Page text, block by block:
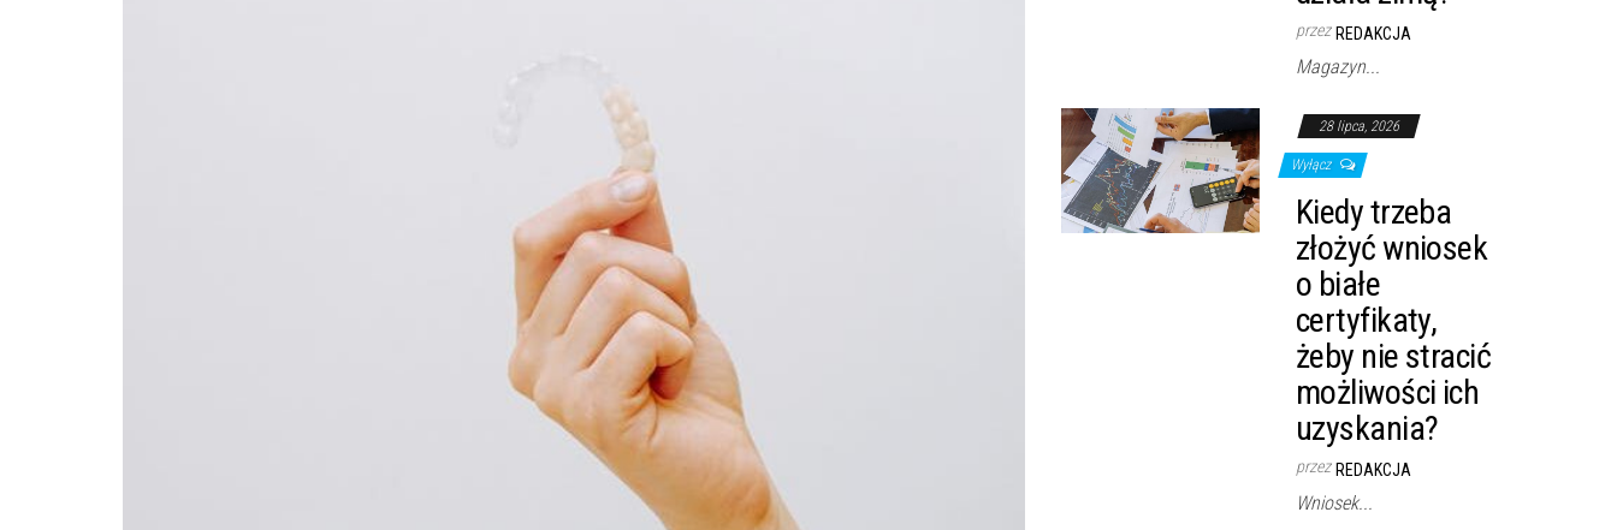
przez REDAKCJA
Magazyn...
28 lipca, 2026
Wyłącz
Kiedy trzeba
złożyć wniosek
o białe
certyfikaty,
żeby nie stracić
możliwości ich
uzyskania?
przez REDAKCJA
Wniosek...